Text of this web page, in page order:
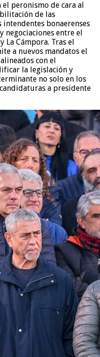
peronismo de cara al
de las
bonaerenses
entre el
Cámpora. Tras el
a nuevos mandatos el
con el
la legislación y
no solo en los
a presidente